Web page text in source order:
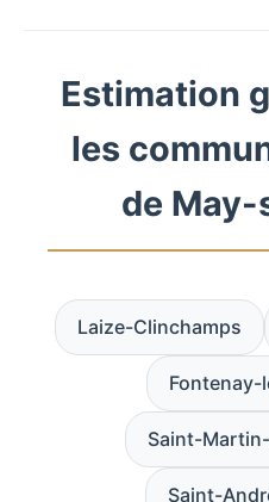
Estimation
les
de
Laize-Clinchamps
Fontenay-
Saint-
Saint-